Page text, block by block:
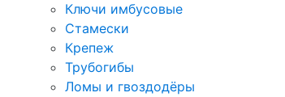
Ключи имбусовые
Стамески
Крепеж
Трубогибы
Ломы и гвоздодёры